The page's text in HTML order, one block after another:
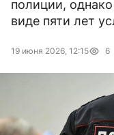
полиции,
виде пяти лет
19 июня 2026, 12:15 6